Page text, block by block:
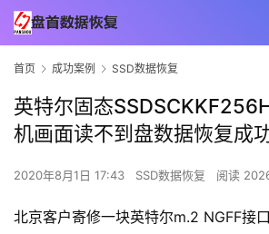
首页 成功案例 SSD数据恢复
英特尔固态
机画面读不到盘数据恢复成
2020年8月1日 17:43 SSD数据恢复 阅读
北京客户寄修一块英特尔m.2 NGFF接